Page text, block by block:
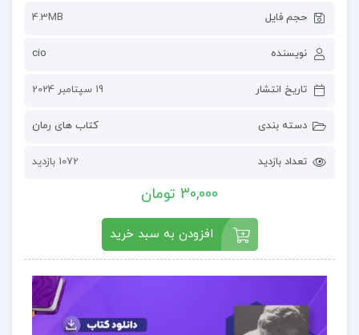
حجم فایل 4.3MB
نویسنده cio
تاریخ انتشار 19 سپتامبر 2024
دسته بندی کتاب های رمان
تعداد بازدید 1072 بازدید
30,000 تومان
افزودن به سبد خرید